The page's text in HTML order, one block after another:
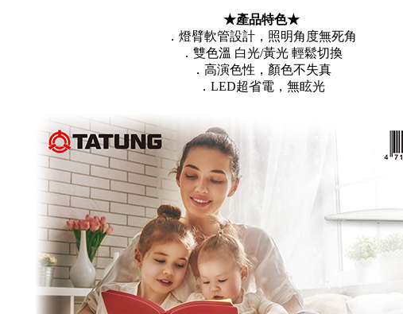
★產品特色★
．燈臂軟管設計，照明角度無死角
．雙色溫 白光/黃光 輕鬆切換
．高演色性，顏色不失真
．LED超省電，無眩光